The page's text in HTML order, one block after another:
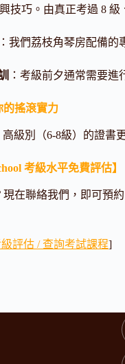
興技巧。由真正考過 8
：我們荔枝角琴房配備
：考級前夕通常需要
的搖滾實力
級別（6-8級）的證
考級水平免費評估】
在聯絡我們，即可預約
評估 / 查詢考試課程]